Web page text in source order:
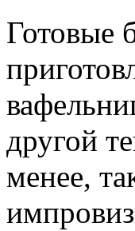
Готовые
другой
менее,